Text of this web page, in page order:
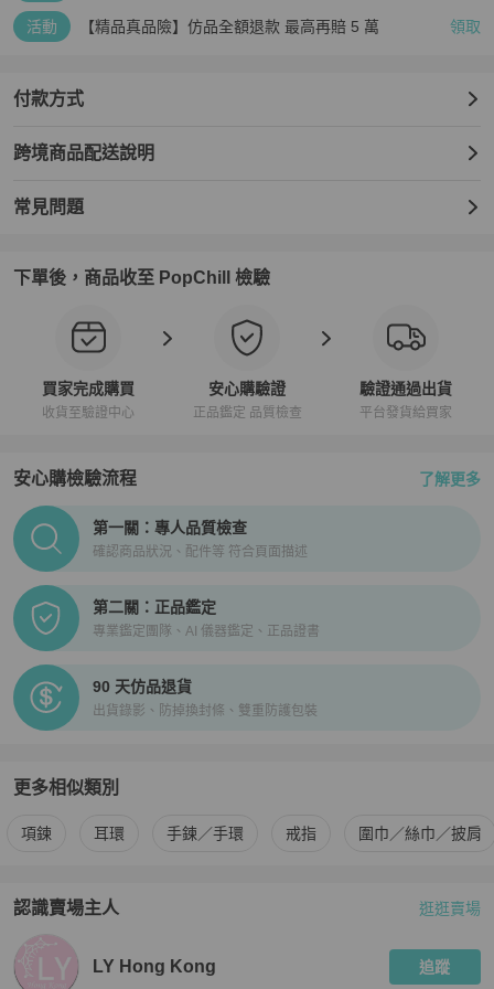
活動 【精品真品險】仿品全額退款 最高再賠 5 萬 領取
付款方式
跨境商品配送說明
常見問題
下單後，商品收至 PopChill 檢驗
買家完成購買
收貨至驗證中心
安心購驗證
正品鑑定 品質檢查
驗證通過出貨
平台發貨給買家
安心購檢驗流程 了解更多
PopChill拍拍圈正品驗證、安心購檢驗流程介紹
第一關：專人品質檢查
確認商品狀況、配件等 符合頁面描述
第二關：正品鑑定
專業鑑定團隊、AI 儀器鑑定、正品證書
90 天仿品退貨
出貨錄影、防掉換封條、雙重防護包裝
更多相似類別
更多Chanel 女士配件 相似商品推薦
項鍊 耳環 手鍊／手環 戒指 圍巾／絲巾／披肩
認識賣場主人
PopChill 拍拍圈嚴選賣家
逛逛賣場
LY Hong Kong 追蹤